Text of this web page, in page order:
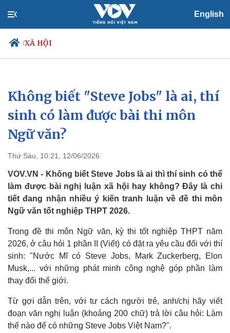
English
/XÃ HỘI
Chính trị
Đảng
Tổ chức nhân sự
Quốc hội
Nhận diện sự thật
Xã hội
Tin 24h
Dự báo thời tiết
Không biết "Steve Jobs" là ai, thí
sinh có làm được bài thi môn
Ngữ văn?
Thứ Sáu, 10:21, 12/06/2026
VOV.VN - Không biết Steve Jobs là ai thì thí sinh có thể
làm được bài nghị luận xã hội hay không? Đây là chi
tiết đang nhận nhiều ý kiến tranh luận về đề thi môn
Ngữ văn tốt nghiệp THPT 2026.
Trong đề thi môn Ngữ văn, kỳ thi tốt nghiệp THPT năm
2026, ở câu hỏi 1 phần II (Viết) có đặt ra yêu cầu đối với thí
sinh: "Nước Mĩ có Steve Jobs, Mark Zuckerberg, Elon
Musk,... với những phát minh công nghệ góp phần làm
thay đổi thế giới.
Từ gợi dẫn trên, với tư cách người trẻ, anh/chị hãy viết
đoạn văn nghị luận (khoảng 200 chữ) trả lời câu hỏi: Làm
thế nào để có những Steve Jobs Việt Nam?".